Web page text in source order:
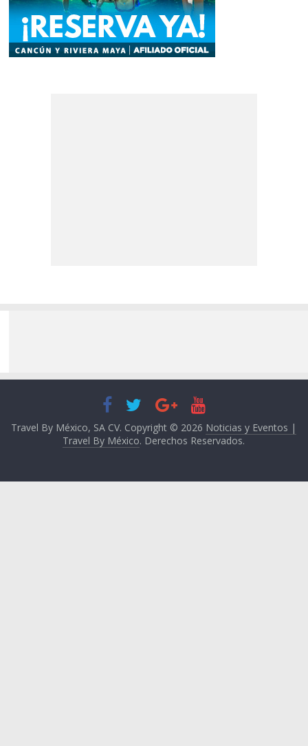
Travel By México, SA CV. Copyright © 2026 Noticias y Eventos |
Travel By México. Derechos Reservados.